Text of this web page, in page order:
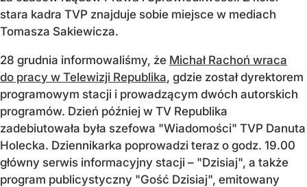
stara kadra TVP znajduje sobie miejsce w mediach
Tomasza Sakiewicza.
28 grudnia informowaliśmy, że Michał Rachoń wraca
do pracy w Telewizji Republika, gdzie został dyrektorem
programowym stacji i prowadzącym dwóch autorskich
programów. Dzień później w TV Republika
zadebiutowała była szefowa "Wiadomości" TVP Danuta
Holecka. Dziennikarka poprowadzi teraz o godz. 19.00
główny serwis informacyjny stacji – "Dzisiaj", a także
program publicystyczny "Gość Dzisiaj", emitowany